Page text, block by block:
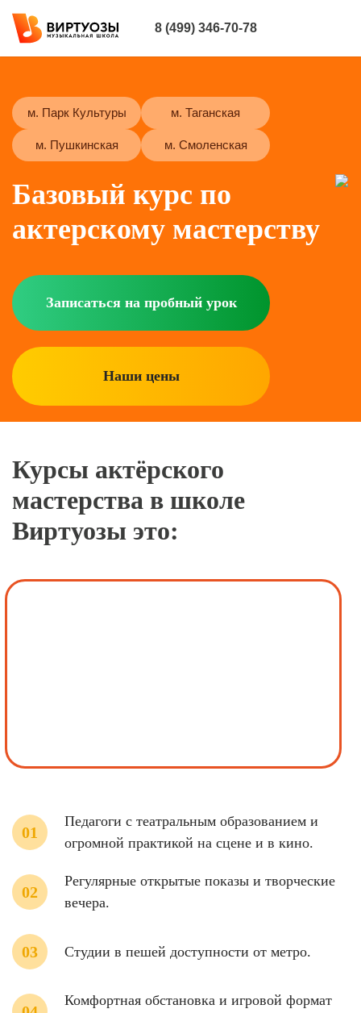
8 (499) 346-70-78
м. Парк Культуры м. Таганская
м. Пушкинская м. Смоленская
Базовый курс по
актерскому мастерству
Записаться на пробный урок
Наши цены
Курсы актёрского
мастерства в школе
Виртуозы это:
Педагоги с театральным образованием и
огромной практикой на сцене и в кино.
Регулярные открытые показы и творческие
вечера.
Студии в пешей доступности от метро.
Комфортная обстановка и игровой формат